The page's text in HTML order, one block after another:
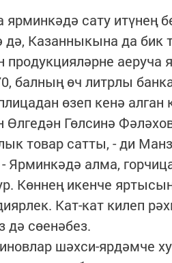
ярминкәдә сату
Казанныкына да бик
аеруча
балның өч литрлы
өзеп кенә
Өлгедән Гөлсинә
товар сатты, - ди
Ярминкәдә алма,
Көннең икенче
Кат-кат килеп
дә сөенәбез.
шәхси-ярдәмче